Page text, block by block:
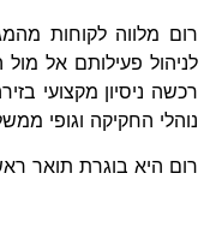
רום מלווה לקוחות
לניהול פעילותם אל
רכשה ניסיון מקצועי
נוהלי החקיקה וגופי
רום היא בוגרת תואר